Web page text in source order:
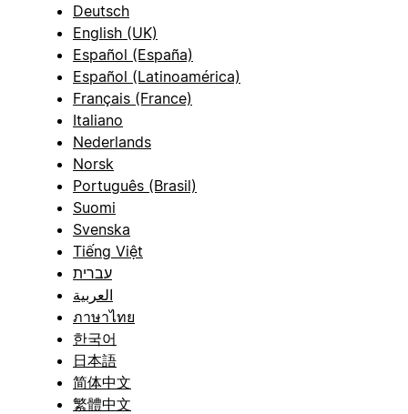
Deutsch
English (UK)
Español (España)
Español (Latinoamérica)
Français (France)
Italiano
Nederlands
Norsk
Português (Brasil)
Suomi
Svenska
Tiếng Việt
עברית
العربية
ภาษาไทย
한국어
日本語
简体中文
繁體中文